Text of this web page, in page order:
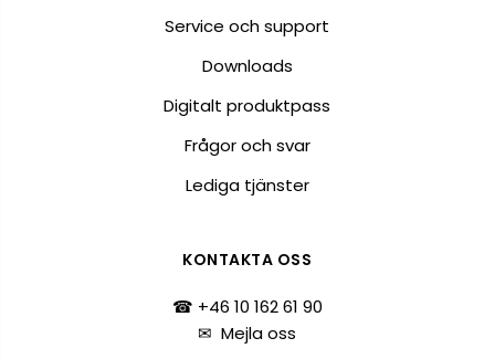
Service och support
Downloads
Digitalt produktpass
Frågor och svar
Lediga tjänster
KONTAKTA OSS
☎ +46 10 162 61 90
✉Mejla oss